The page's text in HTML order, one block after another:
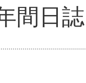
間日誌